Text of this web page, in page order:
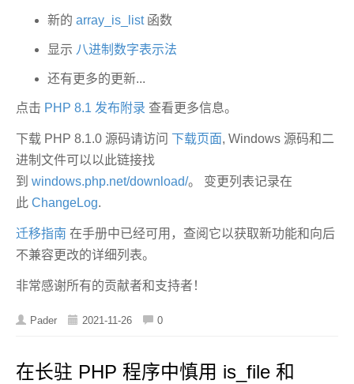
新的 array_is_list函数
显示 八进制数字表示法
还有更多的更新...
点击 PHP 8.1 发布附录 查看更多信息。
下载 PHP 8.1.0 源码请访问 下载页面, Windows 源码和二
进制文件可以以此链接找
到 windows.php.net/download/。 变更列表记录在
此 ChangeLog.
迁移指南 在手册中已经可用，查阅它以获取新功能和向后
不兼容更改的详细列表。
非常感谢所有的贡献者和支持者！
Pader 2021-11-26 0
在长驻 PHP 程序中慎用 is_file 和